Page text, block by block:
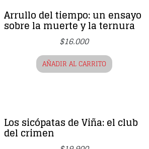
Arrullo del tiempo: un ensayo
sobre la muerte y la ternura
$16.000
AÑADIR AL CARRITO
Los sicópatas de Viña: el club
del crimen